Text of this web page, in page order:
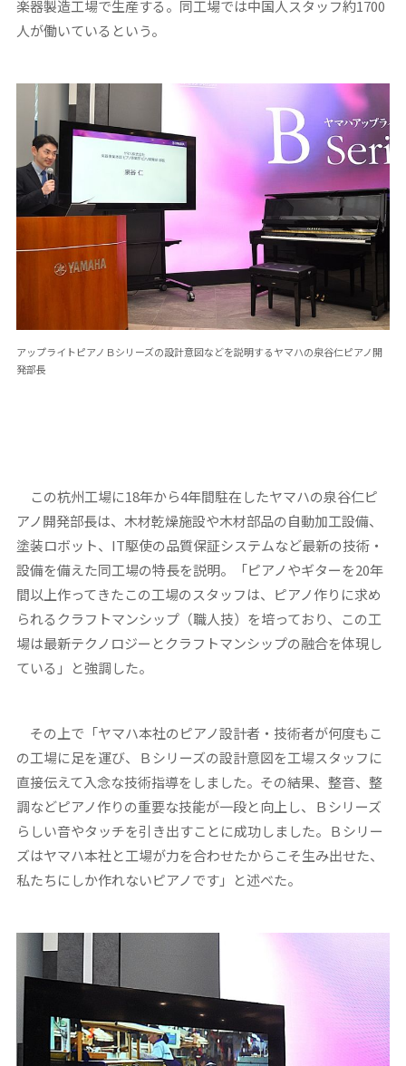
楽器製造工場で生産する。同工場では中国人スタッフ約1700
人が働いているという。
アップライトピアノＢシリーズの設計意図などを説明するヤマハの泉谷仁ピアノ開
発部長
この杭州工場に18年から4年間駐在したヤマハの泉谷仁ピ
アノ開発部長は、木材乾燥施設や木材部品の自動加工設備、
塗装ロボット、IT駆使の品質保証システムなど最新の技術・
設備を備えた同工場の特長を説明。「ピアノやギターを20年
間以上作ってきたこの工場のスタッフは、ピアノ作りに求め
られるクラフトマンシップ（職人技）を培っており、この工
場は最新テクノロジーとクラフトマンシップの融合を体現し
ている」と強調した。
その上で「ヤマハ本社のピアノ設計者・技術者が何度もこ
の工場に足を運び、Ｂシリーズの設計意図を工場スタッフに
直接伝えて入念な技術指導をしました。その結果、整音、整
調などピアノ作りの重要な技能が一段と向上し、Ｂシリーズ
らしい音やタッチを引き出すことに成功しました。Ｂシリー
ズはヤマハ本社と工場が力を合わせたからこそ生み出せた、
私たちにしか作れないピアノです」と述べた。